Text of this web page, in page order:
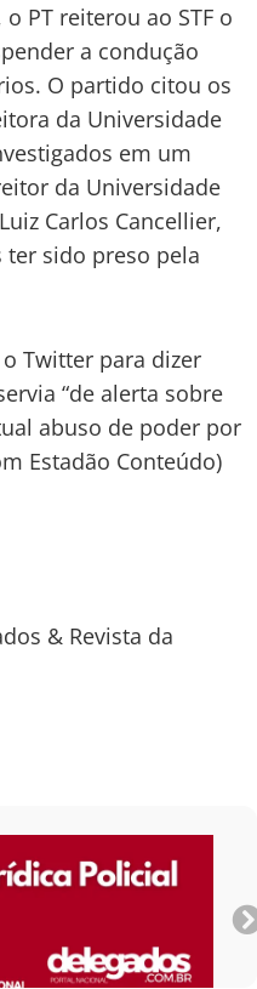
PT reiterou ao STF o
a condução
O partido citou os
da Universidade
em um
da Universidade
Carlos Cancellier,
sido preso pela
Twitter para dizer
“de alerta sobre
abuso de poder por
Estadão Conteúdo)
& Revista da